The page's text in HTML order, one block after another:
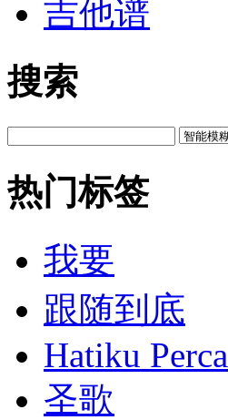
吉他谱
搜索
热门标签
我要
跟随到底
Hatiku Perca
圣歌